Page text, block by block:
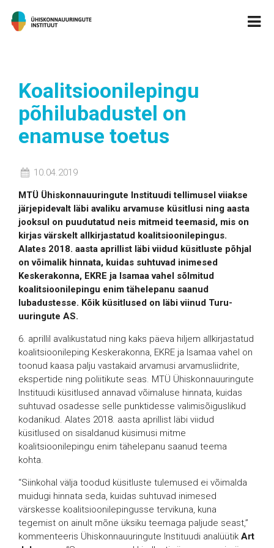
Koalitsioonilepingu
põhilubadustel on
enamuse toetus
10.04.2019
MTÜ Ühiskonnauuringute Instituudi tellimusel viiakse
järjepidevalt läbi avaliku arvamuse küsitlusi ning aasta
jooksul on puudutatud neis mitmeid teemasid, mis on
kirjas värskelt allkirjastatud koalitsioonilepingus.
Alates 2018. aasta aprillist läbi viidud küsitluste põhjal
on võimalik hinnata, kuidas suhtuvad inimesed
Keskerakonna, EKRE ja Isamaa vahel sõlmitud
koalitsioonilepingu enim tähelepanu saanud
lubadustesse. Kõik küsitlused on läbi viinud Turu-
uuringute AS.
6. aprillil avalikustatud ning kaks päeva hiljem allkirjastatud
koalitsioonileping Keskerakonna, EKRE ja Isamaa vahel on
toonud kaasa palju vastakaid arvamusi arvamusliidrite,
ekspertide ning poliitikute seas. MTÜ Ühiskonnauuringute
Instituudi küsitlused annavad võimaluse hinnata, kuidas
suhtuvad osadesse selle punktidesse valimisõiguslikud
kodanikud. Alates 2018. aasta aprillist läbi viidud
küsitlused on sisaldanud küsimusi mitme
koalitsioonilepingu enim tähelepanu saanud teema
kohta.
“Siinkohal välja toodud küsitluste tulemused ei võimalda
muidugi hinnata seda, kuidas suhtuvad inimesed
värskesse koalitsioonilepingusse tervikuna, kuna
tegemist on ainult mõne üksiku teemaga paljude seast,”
kommenteeris Ühiskonnauuringute Instituudi analüütik Art